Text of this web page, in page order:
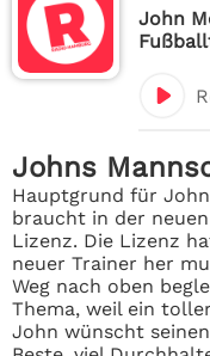
John
Johns
Hauptgrund für
braucht in der
Lizenz. Die Lizenz
neuer Trainer her
Weg nach oben
Thema, weil ein
John wünscht